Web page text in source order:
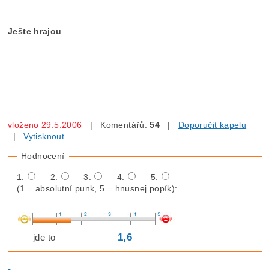
Ješte hrajou
vloženo 29.5.2006 | Komentářů:54 | Doporučit kapelu
|Vytisknout
Hodnocení
1. 2. 3. 4.
5.
(1 = absolutní punk, 5 = hnusnej popík):
jde to 1,6